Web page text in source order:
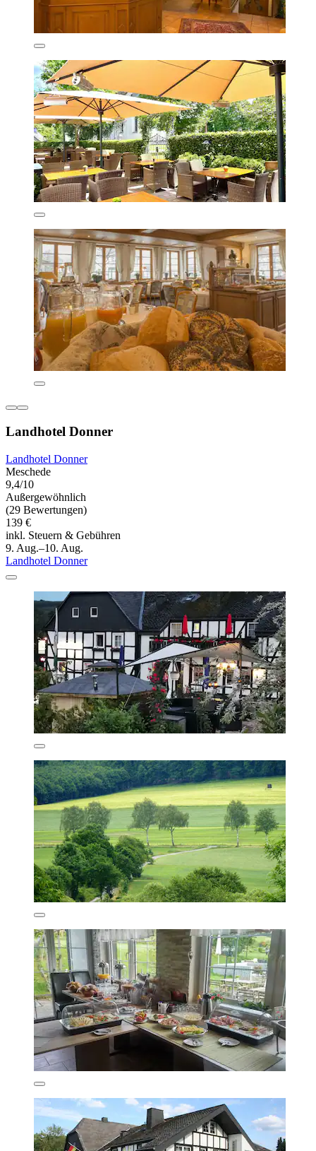
Landhotel Donner
Landhotel Donner
Meschede
9,4/10
Außergewöhnlich
(29 Bewertungen)
139 €
inkl. Steuern & Gebühren
9. Aug.–10. Aug.
Landhotel Donner